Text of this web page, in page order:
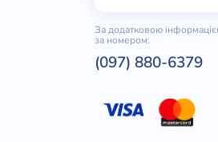
За додатковою
за номером:
(097) 880-6379